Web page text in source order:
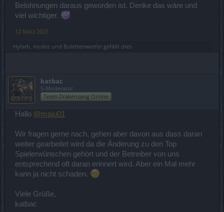
Belohnungen daraus geworden ist. Denke das wäre und
viel wichtiger.
12 März 2023
Hylarb mcdoc und Bulettenwerfer gefällt dies.
katbac
S-Moderator
Team Drakensang Online
Hallo @maju01
Wir fragen gerne nach, gehen aber davon aus dass daran
weiter gearbeitet wird da die Änderung zu den Top
Spielerwünschen gehört und der Betreiber von uns
entsprechend oft daran erinnert wird. Aber ein Mal mehr
kann ja nicht schaden.
Viele Grüße,
katbac